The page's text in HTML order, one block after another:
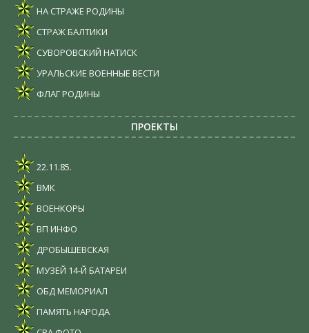
НА СТРАЖЕ РОДИНЫ
СТРАЖ БАЛТИКИ
СУВОРОВСКИЙ НАТИСК
УРАЛЬСКИЕ ВОЕННЫЕ ВЕСТИ
ФЛАГ РОДИНЫ
ПРОЕКТЫ
22.11.85.
ВМК
ВОЕНКОРЫ
ВП ИНФО
ДРОБЫШЕВСКАЯ
МУЗЕЙ 14-Й БАТАРЕИ
ОБД МЕМОРИАЛ
ПАМЯТЬ НАРОДА